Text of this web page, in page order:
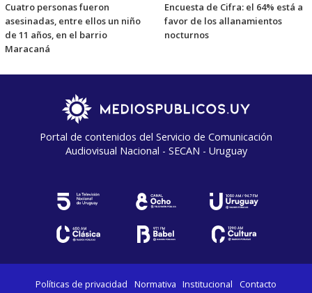
Cuatro personas fueron
asesinadas, entre ellos un niño
de 11 años, en el barrio
Maracaná
Encuesta de Cifra: el 64% está a
favor de los allanamientos
nocturnos
Portal de contenidos del Servicio de Comunicación
Audiovisual Nacional - SECAN - Uruguay
Políticas de privacidad Normativa Institucional Contacto